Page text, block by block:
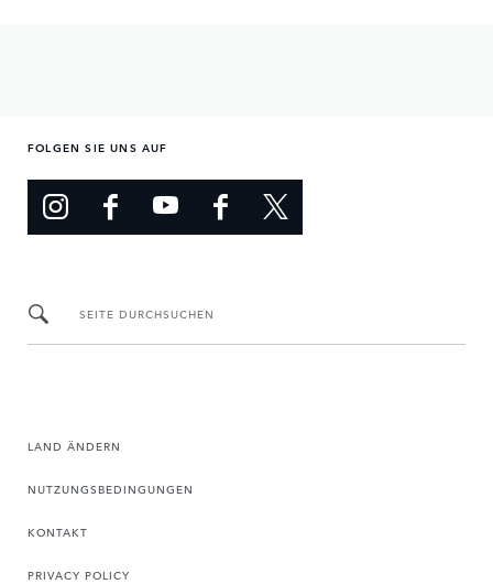
FOLGEN SIE UNS AUF
SEITE DURCHSUCHEN
LAND ÄNDERN
NUTZUNGSBEDINGUNGEN
KONTAKT
PRIVACY POLICY